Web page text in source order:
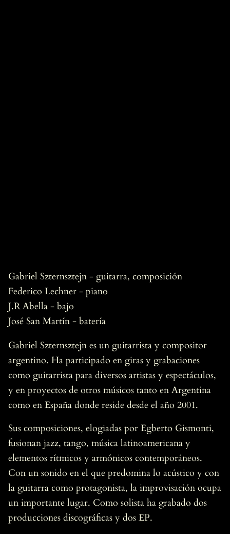
Gabriel Szternsztejn - guitarra, composición
Federico Lechner - piano
J.R Abella - bajo
José San Martín - batería
Gabriel Szternsztejn es un guitarrista y compositor
argentino. Ha participado en giras y grabaciones
como guitarrista para diversos artistas y espectáculos,
y en proyectos de otros músicos tanto en Argentina
como en España donde reside desde el año 2001.
Sus composiciones, elogiadas por Egberto Gismonti,
fusionan jazz, tango, música latinoamericana y
elementos rítmicos y armónicos contemporáneos.
Con un sonido en el que predomina lo acústico y con
la guitarra como protagonista, la improvisación ocupa
un importante lugar. Como solista ha grabado dos
producciones discográficas y dos EP.